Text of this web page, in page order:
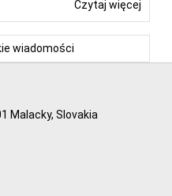
Czytaj więcej
wiadomości
Malacky, Slovakia